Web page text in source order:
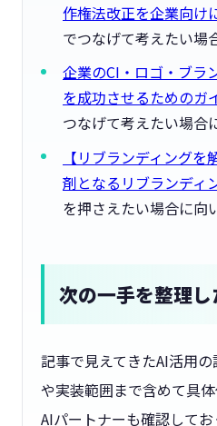
作権法改正を企業向け
でつなげて考えたい場
企業のCI・ロゴ・ブラ
を成功させるためのガ
つなげて考えたい場合
【リブランディング
剤となるリブランディ
を押さえたい場合に向
次の一手を整理
記事で見えてきたAI活用
や実装範囲まで含めて具
AIパートナーも確認して